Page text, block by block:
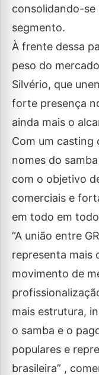
consolidando-
segmento.
À frente dessa
peso do
Silvério, que
forte presença
ainda mais o
Com um casting
nomes do
com o objetivo
comerciais e
em todo em
“A união entre
representa mais
movimento de
mais estrutura,
o samba e o
populares e
brasileira” ,